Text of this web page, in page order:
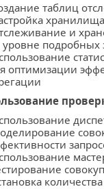
таблиц
и
уровне подробных
оптимизации